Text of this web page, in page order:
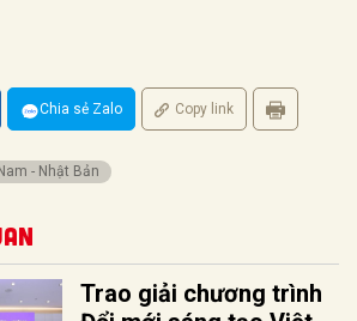
Chia sẻ Zalo Copy link
- Nhật Bản
Trao giải chương trình